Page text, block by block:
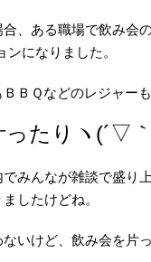
、ある職場で飲み会
ンになりました。
ＢＱなどのレジャー
ったりヽ(´▽
みんなが雑談で盛り
したけどね。
いけど、飲み会を片